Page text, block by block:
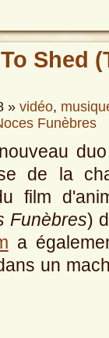
Shed
» vidéo,
Funèbres
de la
film
Funèbres)
a
un